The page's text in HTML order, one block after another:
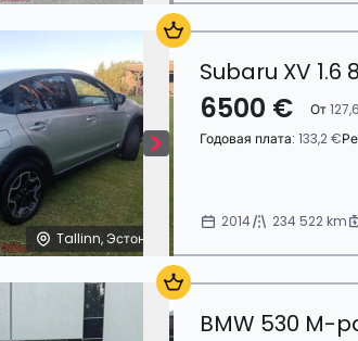
Tallinn, Эстония
Subaru XV 1.6
6500 € От
Годовая плата: 133,2 €
2014 234 522 km
BMW 530 M-